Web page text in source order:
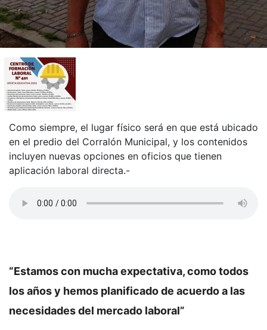
Como siempre, el lugar físico será en que está ubicado
en el predio del Corralón Municipal, y los contenidos
incluyen nuevas opciones en oficios que tienen
aplicación laboral directa.-
“Estamos con mucha expectativa, como todos
los años y hemos planificado de acuerdo a las
necesidades del mercado laboral”